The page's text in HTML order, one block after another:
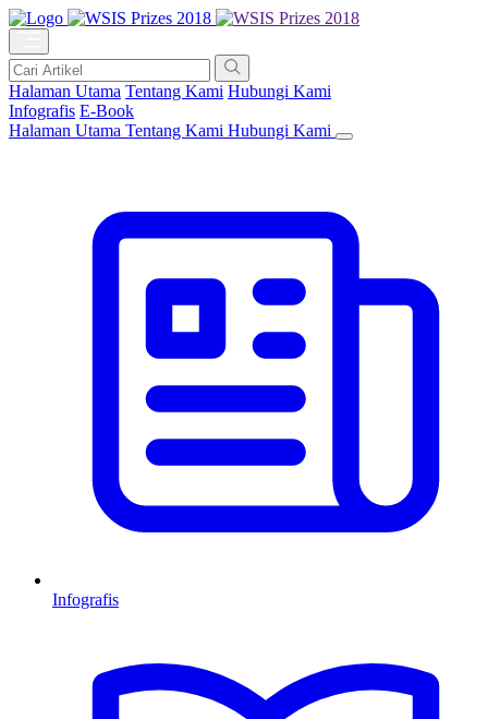
Halaman Utama Tentang Kami Hubungi Kami
Infografis E-Book
Halaman Utama Tentang Kami Hubungi Kami
Infografis